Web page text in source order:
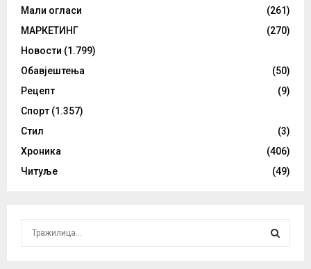
Мали огласи
(261)
МАРКЕТИНГ
(270)
Новости (1.799)
Обавјештења
(50)
Рецепт
(9)
Спорт (1.357)
Стил
(3)
Хроника
(406)
Читуље
(49)